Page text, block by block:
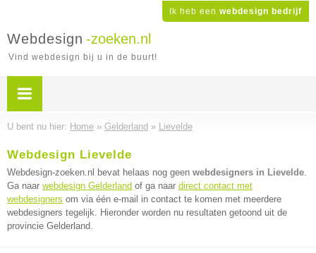
Ik heb een webdesign bedrijf
Webdesign -zoeken.nl
Vind webdesign bij u in de buurt!
U bent nu hier: Home » Gelderland » Lievelde
Webdesign Lievelde
Webdesign-zoeken.nl bevat helaas nog geen webdesigners in Lievelde.
Ga naar webdesign Gelderland of ga naar direct contact met
webdesigners om via één e-mail in contact te komen met meerdere
webdesigners tegelijk. Hieronder worden nu resultaten getoond uit de
provincie Gelderland.